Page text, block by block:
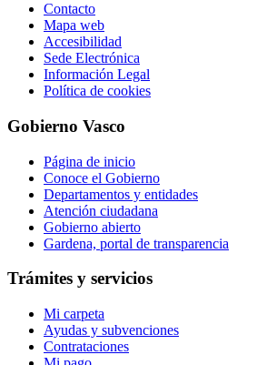
Contacto
Mapa web
Accesibilidad
Sede Electrónica
Información Legal
Política de cookies
Gobierno Vasco
Página de inicio
Conoce el Gobierno
Departamentos y entidades
Atención ciudadana
Gobierno abierto
Gardena, portal de transparencia
Trámites y servicios
Mi carpeta
Ayudas y subvenciones
Contrataciones